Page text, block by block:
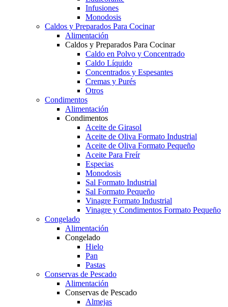
Infusiones
Monodosis
Caldos y Preparados Para Cocinar
Alimentación
Caldos y Preparados Para Cocinar
Caldo en Polvo y Concentrado
Caldo Líquido
Concentrados y Espesantes
Cremas y Purés
Otros
Condimentos
Alimentación
Condimentos
Aceite de Girasol
Aceite de Oliva Formato Industrial
Aceite de Oliva Formato Pequeño
Aceite Para Freír
Especias
Monodosis
Sal Formato Industrial
Sal Formato Pequeño
Vinagre Formato Industrial
Vinagre y Condimentos Formato Pequeño
Congelado
Alimentación
Congelado
Hielo
Pan
Pastas
Conservas de Pescado
Alimentación
Conservas de Pescado
Almejas